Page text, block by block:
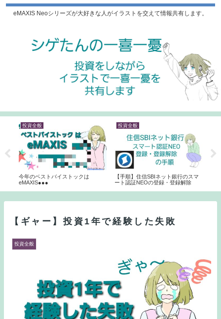
eMAXIS Neoシリーズが大好きな人がイラストを交えて情報共有します。
投資全般
今年のベストバイストックは
eMAXIS●●●
投資全般
【手順】住信SBIネット銀行のスマ
ート認証NEOの登録・登録解除
【ギャー】投資1年で経験した失敗
投資全般